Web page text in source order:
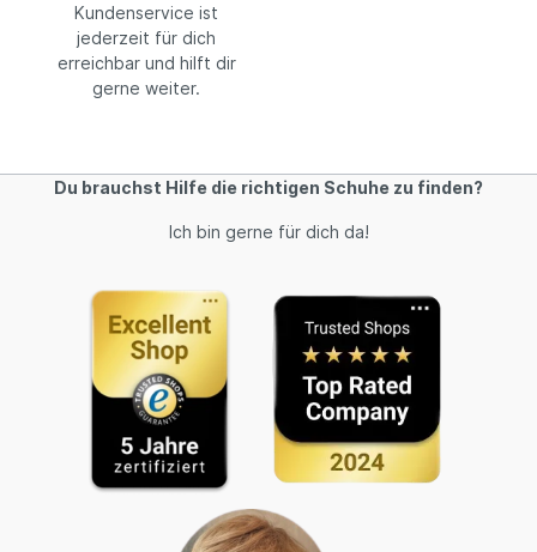
Kundenservice ist
jederzeit für dich
erreichbar und hilft dir
gerne weiter.
Du brauchst Hilfe die richtigen Schuhe zu finden?
Ich bin gerne für dich da!